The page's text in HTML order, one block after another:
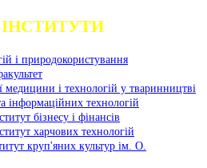
і природокористування
медицини і технологій у тваринництві
інформаційних технологій
бізнесу і фінансів
харчових технологій
круп'яних культур ім. О.